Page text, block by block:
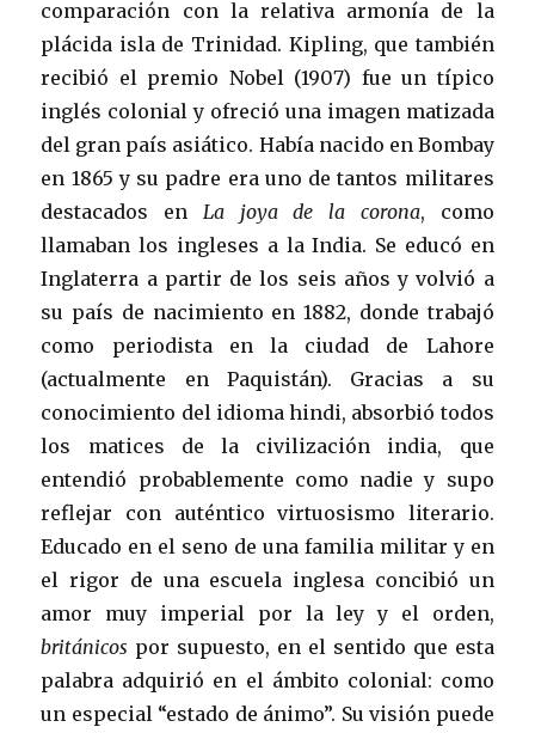
comparación con la relativa armonía de la
plácida isla de Trinidad. Kipling, que también
recibió el premio Nobel (1907) fue un típico
inglés colonial y ofreció una imagen matizada
del gran país asiático. Había nacido en Bombay
en 1865 y su padre era uno de tantos militares
destacados en La joya de la corona, como
llamaban los ingleses a la India. Se educó en
Inglaterra a partir de los seis años y volvió a
su país de nacimiento en 1882, donde trabajó
como periodista en la ciudad de Lahore
(actualmente en Paquistán). Gracias a su
conocimiento del idioma hindi, absorbió todos
los matices de la civilización india, que
entendió probablemente como nadie y supo
reflejar con auténtico virtuosismo literario.
Educado en el seno de una familia militar y en
el rigor de una escuela inglesa concibió un
amor muy imperial por la ley y el orden,
británicos por supuesto, en el sentido que esta
palabra adquirió en el ámbito colonial: como
un especial “estado de ánimo”. Su visión puede